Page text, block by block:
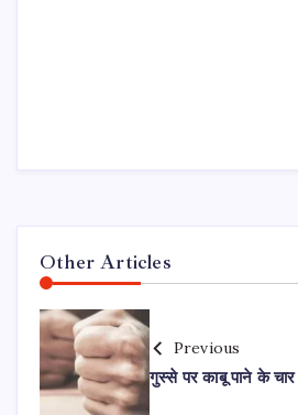
Other Articles
Previous
गुस्से पर काबू पाने के चार